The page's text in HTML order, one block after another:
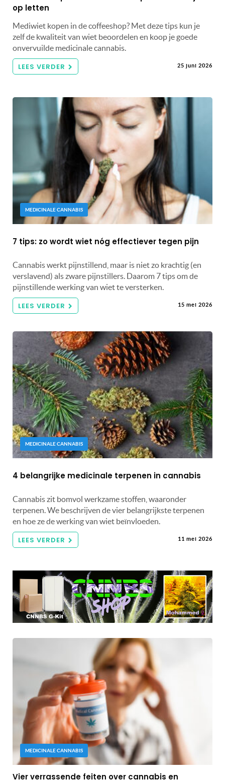
op letten
Mediwiet kopen in de coffeeshop? Met deze tips kun je
zelf de kwaliteit van wiet beoordelen en koop je goede
onvervuilde medicinale cannabis.
LEES VERDER 25 juni 2026
MEDICINALE CANNABIS
7 tips: zo wordt wiet nóg effectiever tegen pijn
Cannabis werkt pijnstillend, maar is niet zo krachtig (en
verslavend) als zware pijnstillers. Daarom 7 tips om de
pijnstillende werking van wiet te versterken.
LEES VERDER 15 mei 2026
MEDICINALE CANNABIS
4 belangrijke medicinale terpenen in cannabis
Cannabis zit bomvol werkzame stoffen, waaronder
terpenen. We beschrijven de vier belangrijkste terpenen
en hoe ze de werking van wiet beïnvloeden.
LEES VERDER 11 mei 2026
MEDICINALE CANNABIS
Vier verrassende feiten over cannabis en